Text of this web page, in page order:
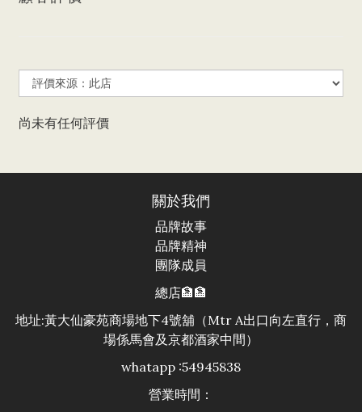
尚未有任何評價
關於我們
品牌故事
品牌精神
團隊成員
總店🏦🏦
地址:黃大仙豪苑商場地下4號舖（Mtr A出口向左直行，商
場係馬會及京都酒家中間）
whatapp :54945838
營業時間：